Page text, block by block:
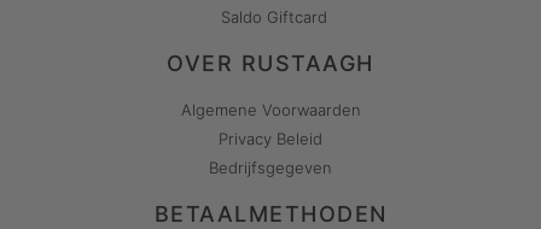
Saldo Giftcard
OVER RUSTAAGH
Algemene Voorwaarden
Privacy Beleid
Bedrijfsgegeven
BETAALMETHODEN